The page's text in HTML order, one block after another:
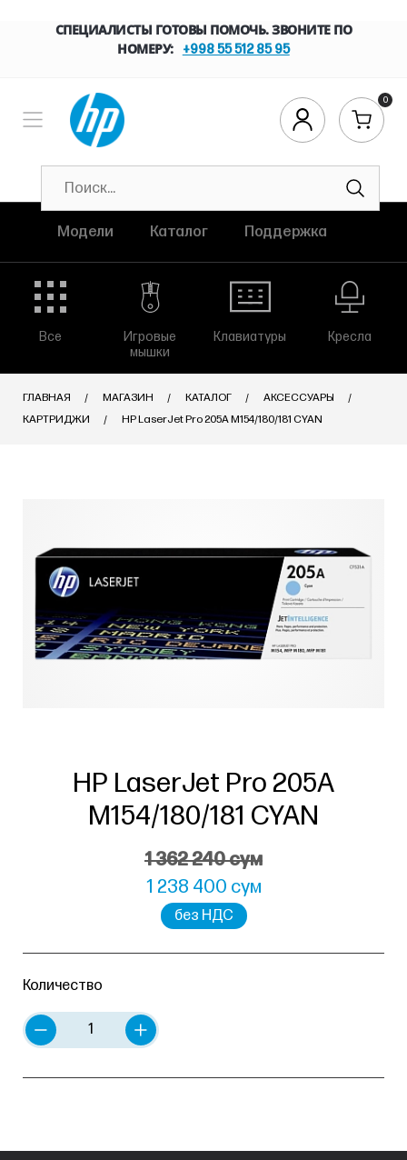
СПЕЦИАЛИСТЫ ГОТОВЫ ПОМОЧЬ. ЗВОНИТЕ ПО
НОМЕРУ:
+998 55 512 85 95
0
Модели Каталог Поддержка
Все
Игровые
мышки
Клавиатуры Кресла
ГЛАВНАЯ МАГАЗИН КАТАЛОГ
АКСЕССУАРЫ
КАРТРИДЖИ
HP LaserJet Pro 205A M154/180/181 CYAN
HP LaserJet Pro 205A
M154/180/181 CYAN
1 362 240 сум
1 238 400 сум
без НДС
Количество